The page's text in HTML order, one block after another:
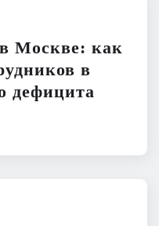
Москве: как
в
дефицита